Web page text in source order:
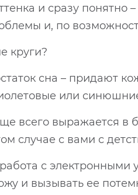
и сразу понятно
и, по
круги?
сна – придают
или
всего выражается
случае с вами с
с
и вызывать ее